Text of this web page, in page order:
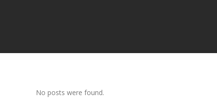
No posts were found.